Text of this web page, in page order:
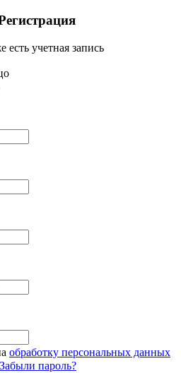
учетная запись
обработку персональных данных
Забыли пароль?